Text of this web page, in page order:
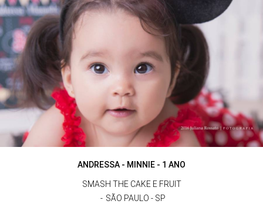
ANDRESSA - MINNIE - 1 ANO
SMASH THE CAKE E FRUIT
SÃO PAULO - SP